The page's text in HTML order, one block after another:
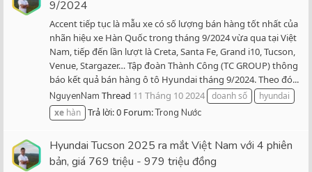
9/2024
Accent tiếp tục là mẫu xe có số lượng bán hàng tốt nhất của
nhãn hiệu xe Hàn Quốc trong tháng 9/2024 vừa qua tại Việt
Nam, tiếp đến lần lượt là Creta, Santa Fe, Grand i10, Tucson,
Venue, Stargazer… Tập đoàn Thành Công (TC GROUP) thông
báo kết quả bán hàng ô tô Hyundai tháng 9/2024. Theo đó...
NguyenNam Thread 11 Tháng 10 2024 doanh số
hyundai
xe hàn Trả lời: 0 Forum:Trong Nước
Hyundai Tucson 2025 ra mắt Việt Nam với 4 phiên
bản, giá 769 triệu - 979 triệu đồng